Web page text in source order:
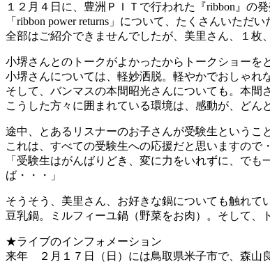
１２月４日に、豊洲ＰＩＴで行われた『ribbon』の
「ribbon power returns」について、たくさんいただ
全部はご紹介できませんでしたが、美里さん、１枚
小堺さんとのトークがよかったからトークショーを
小堺さんについては、軽妙洒脱。軽やかでおしゃれ
そして、バンマスの本間昭光さんについても。本間
こうした方々に囲まれている環境は、感動が、どん
途中、とあるリスナーのお子さんが受験生というこ
これは、すべての受験生への応援だと思いますので
「受験生はがんばりどき、変に力をいれずに、で
ば・・・」
そうそう、美里さん、お好きな鍋についても触れて
豆乳鍋。ミルフィーユ鍋（野菜をお肉）。そして、
★ライブのインフォメーション
来年 ２月１７日（日）には鳥取県米子市で、森山